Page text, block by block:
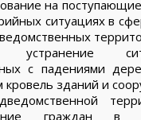
на
ситуациях в
устранение
с падениями
кровель зданий и
граждан в